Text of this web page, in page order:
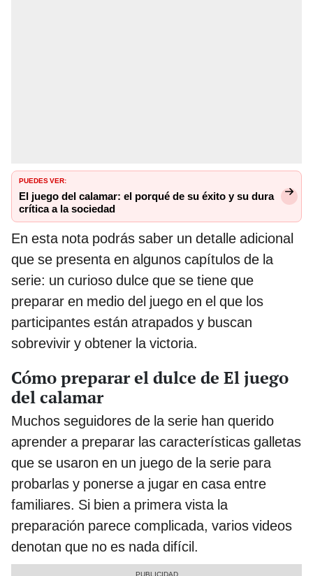
PUEDES VER:
El juego del calamar: el porqué de su éxito y su dura
crítica a la sociedad
En esta nota podrás saber un detalle adicional
que se presenta en algunos capítulos de la
serie: un curioso dulce que se tiene que
preparar en medio del juego en el que los
participantes están atrapados y buscan
sobrevivir y obtener la victoria.
Cómo preparar el dulce de El juego
del calamar
Muchos seguidores de la serie han querido
aprender a preparar las características galletas
que se usaron en un juego de la serie para
probarlas y ponerse a jugar en casa entre
familiares. Si bien a primera vista la
preparación parece complicada, varios videos
denotan que no es nada difícil.